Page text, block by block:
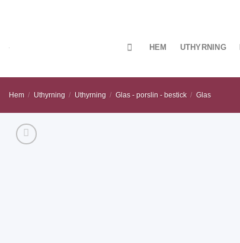
HEM UTHYRNING
Hem / Uthyrning / Uthyrning / Glas - porslin - bestick / Glas